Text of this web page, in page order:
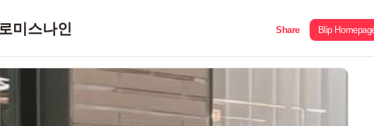
미스나인 Share Blip